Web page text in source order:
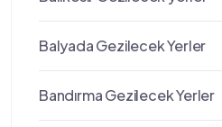
Balyada Gezilecek Yerler
Bandırma Gezilecek Yerler